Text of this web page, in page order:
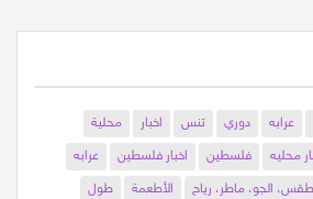
عرابه دوري تنس اخبار
محلية
محليه فلسطين اخبار فلسطين
عرابه
الجو، ماطر، رياح الأطعمة
طول